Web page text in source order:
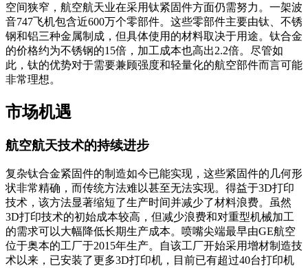
空间狭窄，航空航天业在采用钛紧固件方面仍需努力。一架波
音747飞机包含近600万个零部件。这些零部件主要由钛、不锈
钢和铝三种金属制成，但具体使用的材料取决于用途。钛合金
的价格约为不锈钢的15倍，加工成本也高出2.2倍。尽管如
此，钛的优势对于需要兼顾强度和轻量化的航空部件而言可能
非常理想。
市场机遇
航空航天技术的持续进步
复杂钛合金紧固件的制造如今已能实现，这些紧固件的几何形
状非常精确，而传统方法难以甚至无法实现。得益于3D打印
技术，该方法显著缩短了生产时间并减少了材料浪费。虽然
3D打印技术的初始成本较高，但减少浪费和对重型机械加工
的需求可以大幅降低长期生产成本。喷嘴尖端最早由GE航空
位于奥本的工厂于2015年生产。自该工厂开始采用增材制造技
术以来，已安装了更多3D打印机，目前已有超过40台打印机